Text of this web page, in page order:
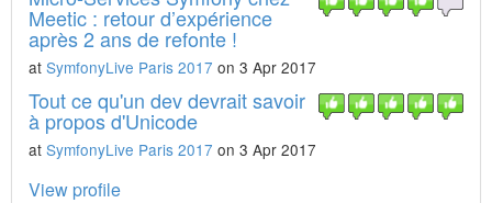
Meetic : retour d’expérience
après 2 ans de refonte !
at SymfonyLive Paris 2017 on 3 Apr 2017
Tout ce qu'un dev devrait savoir
à propos d'Unicode
at SymfonyLive Paris 2017 on 3 Apr 2017
View profile